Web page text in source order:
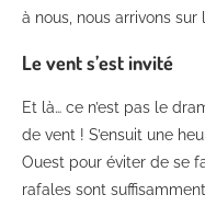
à nous, nous arrivons sur
Le vent s’est invité
Et là… ce n’est pas le
de vent ! S’ensuit une
Ouest pour éviter de se
rafales sont